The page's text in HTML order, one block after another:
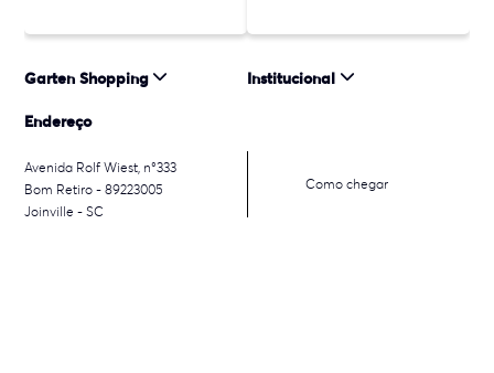
Garten Shopping Institucional
Endereço
Avenida Rolf Wiest, n°333
Bom Retiro - 89223005
Joinville - SC
Como chegar